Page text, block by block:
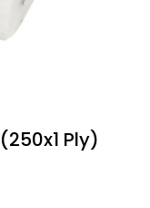
Ply)